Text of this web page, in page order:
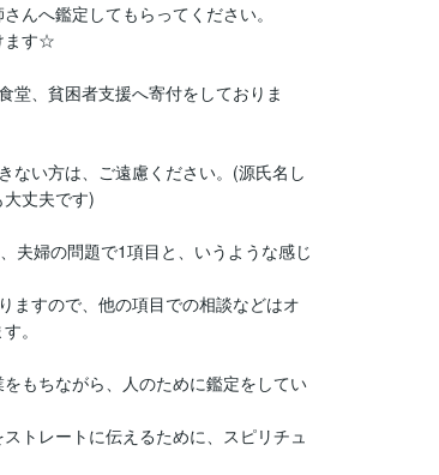
んへ鑑定してもらってください。
ます☆
堂、貧困者支援へ寄付をしておりま
ない方は、ご遠慮ください。(源氏名し
丈夫です)
夫婦の問題で1項目と、いうような感じ
ますので、他の項目での相談などはオ
。
もちながら、人のために鑑定をしてい
トレートに伝えるために、スピリチュ